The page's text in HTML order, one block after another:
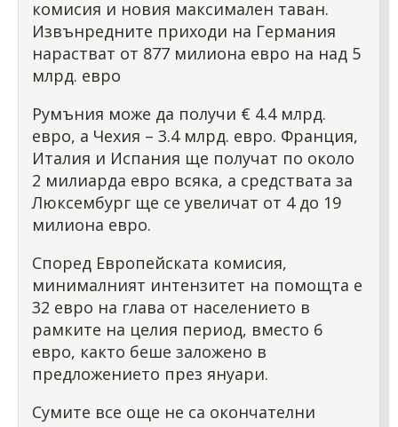
комисия и новия максимален таван.
Извънредните приходи на Германия
нарастват от 877 милиона евро на над 5
млрд. евро
Румъния може да получи € 4.4 млрд.
евро, а Чехия – 3.4 млрд. евро. Франция,
Италия и Испания ще получат по около
2 милиарда евро всяка, а средствата за
Люксембург ще се увеличат от 4 до 19
милиона евро.
Според Европейската комисия,
минималният интензитет на помощта е
32 евро на глава от населението в
рамките на целия период, вместо 6
евро, както беше заложено в
предложението през януари.
Сумите все още не са окончателни